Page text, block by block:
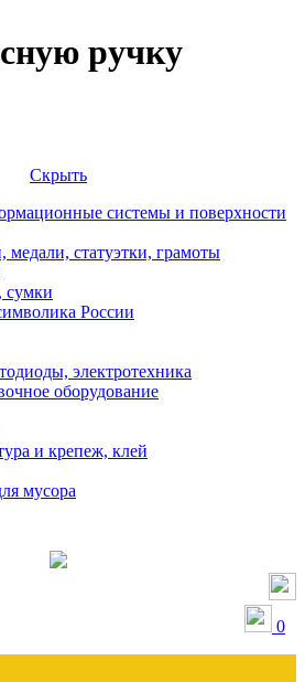
ручку
Скрыть
системы и поверхности
статуэтки, грамоты
сумки
России
электротехника
оборудование
и крепеж, клей
мусора
0